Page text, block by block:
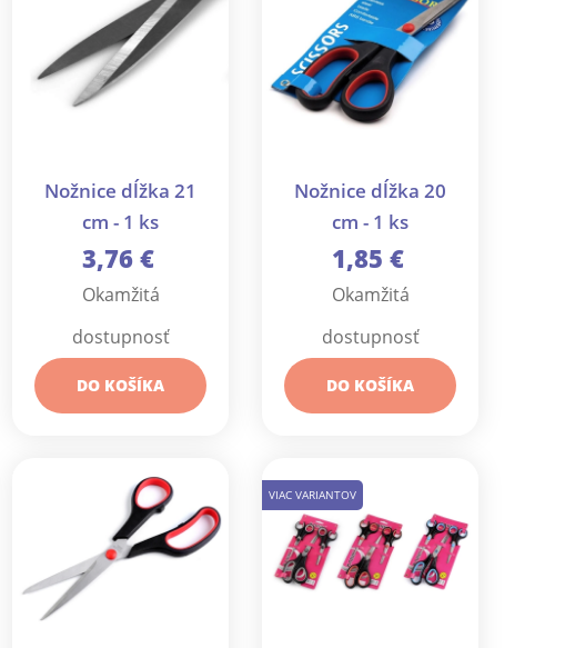
Nožnice dĺžka 21
cm - 1 ks
3,76 €
Okamžitá
dostupnosť
DO KOŠÍKA
Nožnice dĺžka 20
cm - 1 ks
1,85 €
Okamžitá
dostupnosť
DO KOŠÍKA
VIAC VARIANTOV